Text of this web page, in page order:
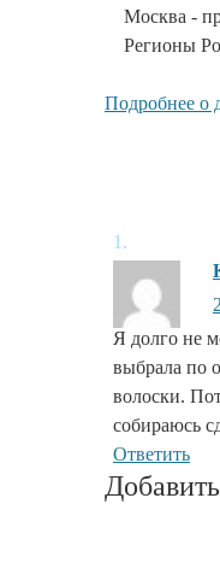
Москва -
Регионы
Подробнее о
Я долго не
выбрала по
волоски.
собираюсь
Ответить